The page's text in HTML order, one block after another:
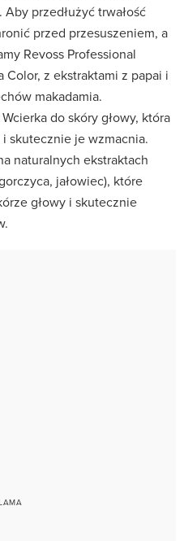
przedłużyć trwałość
przed przesuszeniem, a
Revoss Professional
Color, z ekstraktami z papai i
makadamia.
do skóry głowy, która
skutecznie je wzmacnia.
naturalnych ekstraktach
jałowiec), które
głowy i skutecznie